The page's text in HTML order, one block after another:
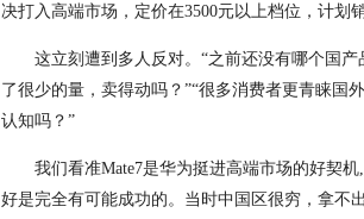
决打入高端市场，定价在3500元以上档位，计划
这立刻遭到多人反对。“之前还没有哪个国
了很少的量，卖得动吗？”“很多消费者更青睐国
认知吗？”
我们看准Mate7是华为挺进高端市场的好契
好是完全有可能成功的。当时中国区很穷，拿不